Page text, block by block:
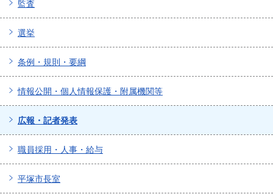
監査
選挙
条例・規則・要綱
情報公開・個人情報保護・附属機関等
広報・記者発表
職員採用・人事・給与
平塚市長室